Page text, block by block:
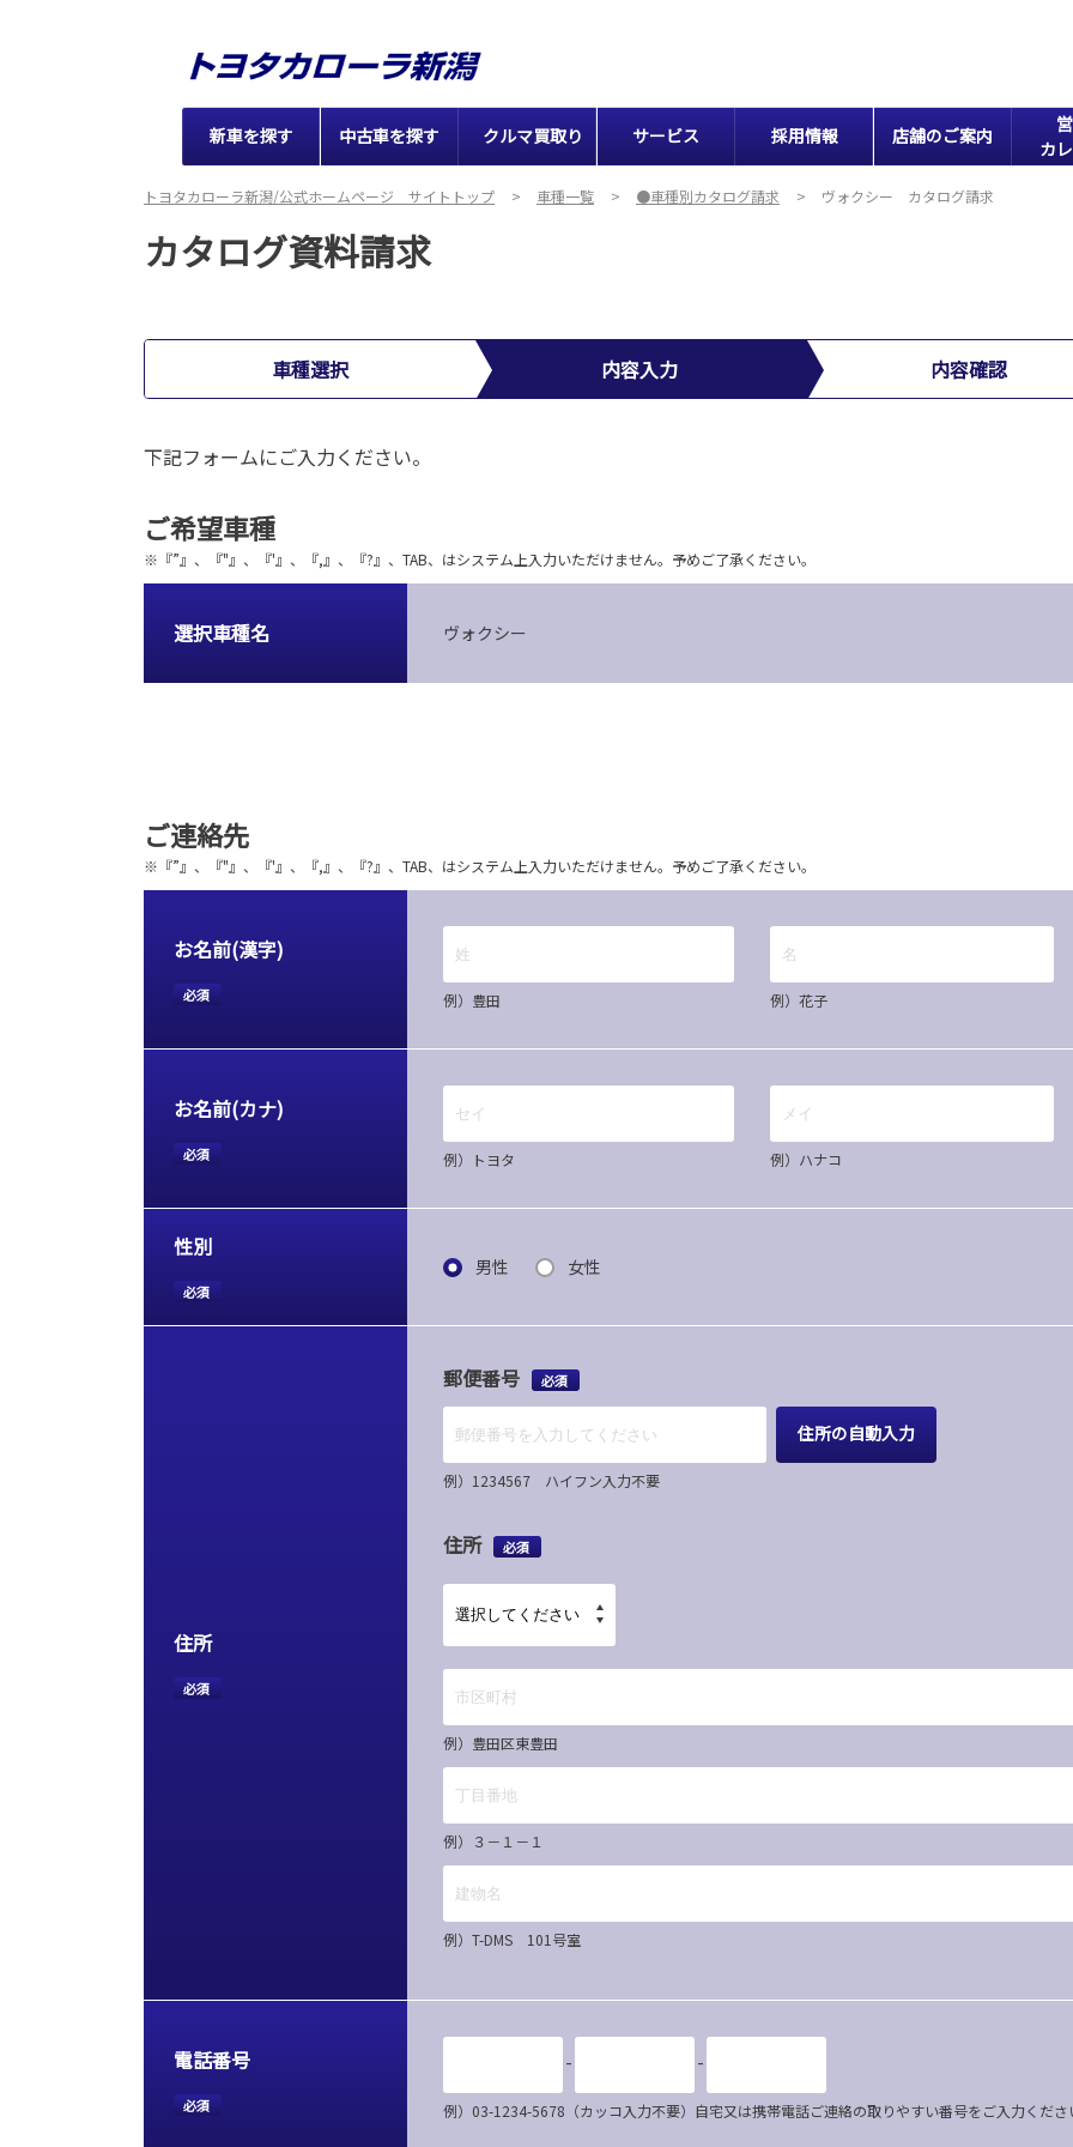
新車を探す 中古車を探す クルマ買取り サービス 採用情報 店舗のご案内
カ
トヨタカローラ新潟/公式ホームページ サイトトップ 車種一覧 ●車種別カタログ請求 ヴォクシー カタログ請求
カタログ資料請求
車種選択 内容入力 内容確認
下記フォームにご入力ください。
ご希望車種
※『”』、『"』、『'』、『,』、『?』、TAB、はシステム上入力いただけません。予めご了承ください。
選択車種名 ヴォクシー
ご連絡先
※『”』、『"』、『'』、『,』、『?』、TAB、はシステム上入力いただけません。予めご了承ください。
お名前(漢字)
必須 例）豊田 例）花子
お名前(カナ)
必須 例）トヨタ 例）ハナコ
性別
必須
男性 女性
住所
必須
郵便番号 必須
住所の自動入力
例）1234567 ハイフン入力不要
住所 必須
例）豊田区東豊田
例）３－１－１
例）T-DMS 101号室
電話番号
必須
- -
例）03-1234-5678（カッコ入力不要）自宅又は携帯電話ご連絡の取りやすい番号をご入力くださ